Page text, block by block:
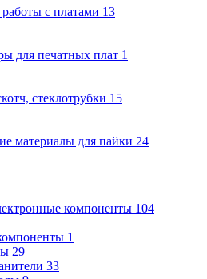
с платами 13
для печатных плат 1
стеклотрубки 15
материалы для пайки 24
компоненты 104
1
29
33